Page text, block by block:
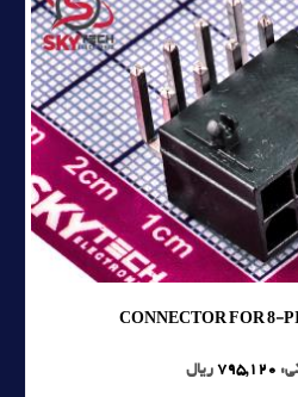
CONNECTOR FOR 8-
795,120 ریال